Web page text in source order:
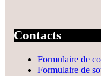
Contacts
Formulaire de
Formulaire de